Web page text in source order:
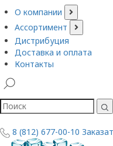
О компании
Ассортимент
Дистрибуция
Доставка и оплата
Контакты
8 (812) 677-00-10